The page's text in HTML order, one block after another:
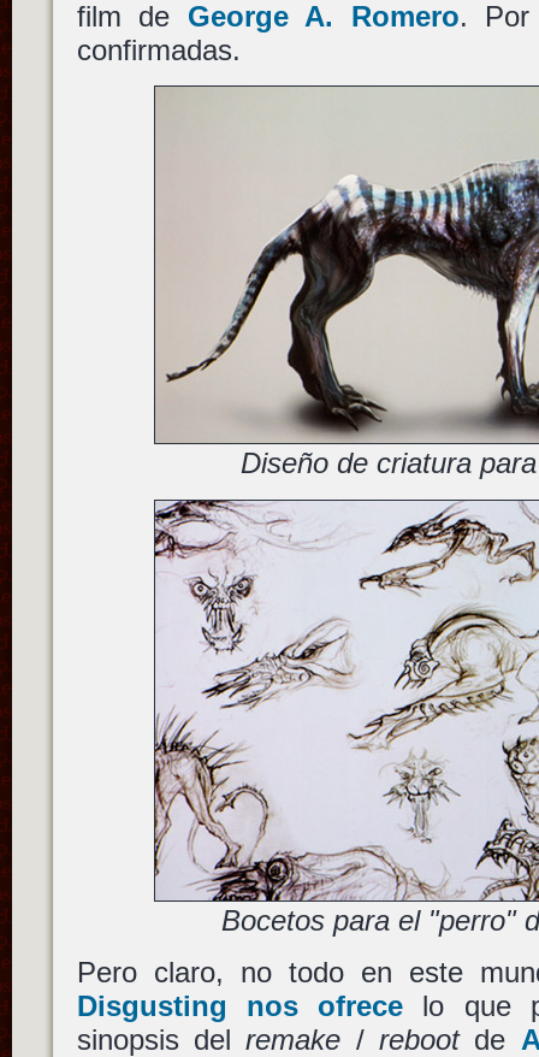
film de George A. Romero. Por
confirmadas.
Diseño de criatura
Bocetos para el "perro"
Pero claro, no todo en este
Disgusting nos ofrece lo que
sinopsis delremake /rebootde